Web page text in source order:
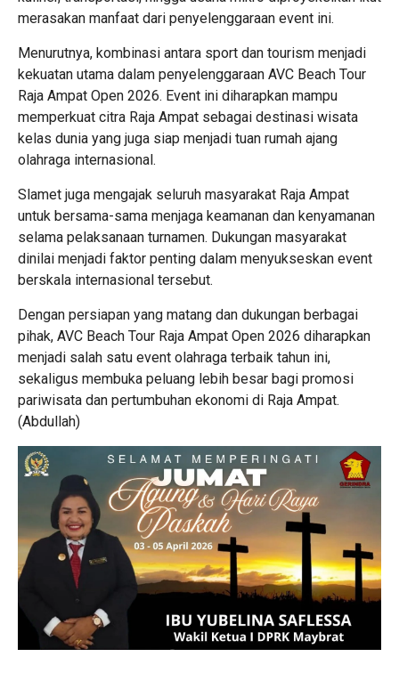
merasakan manfaat dari penyelenggaraan event ini.
Menurutnya, kombinasi antara sport dan tourism menjadi
kekuatan utama dalam penyelenggaraan AVC Beach Tour
Raja Ampat Open 2026. Event ini diharapkan mampu
memperkuat citra Raja Ampat sebagai destinasi wisata
kelas dunia yang juga siap menjadi tuan rumah ajang
olahraga internasional.
Slamet juga mengajak seluruh masyarakat Raja Ampat
untuk bersama-sama menjaga keamanan dan kenyamanan
selama pelaksanaan turnamen. Dukungan masyarakat
dinilai menjadi faktor penting dalam menyukseskan event
berskala internasional tersebut.
Dengan persiapan yang matang dan dukungan berbagai
pihak, AVC Beach Tour Raja Ampat Open 2026 diharapkan
menjadi salah satu event olahraga terbaik tahun ini,
sekaligus membuka peluang lebih besar bagi promosi
pariwisata dan pertumbuhan ekonomi di Raja Ampat.
(Abdullah)